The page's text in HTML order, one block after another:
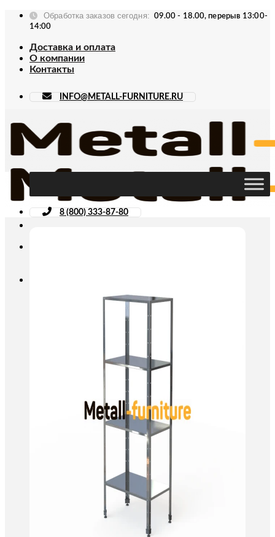
Skip
Обработка заказов сегодня:
09.00 - 18.00, перерыв 13:00-
14:00
Доставка и оплата
О компании
Контакты
INFO@METALL-FURNITURE.RU
8 (800) 333-87-80